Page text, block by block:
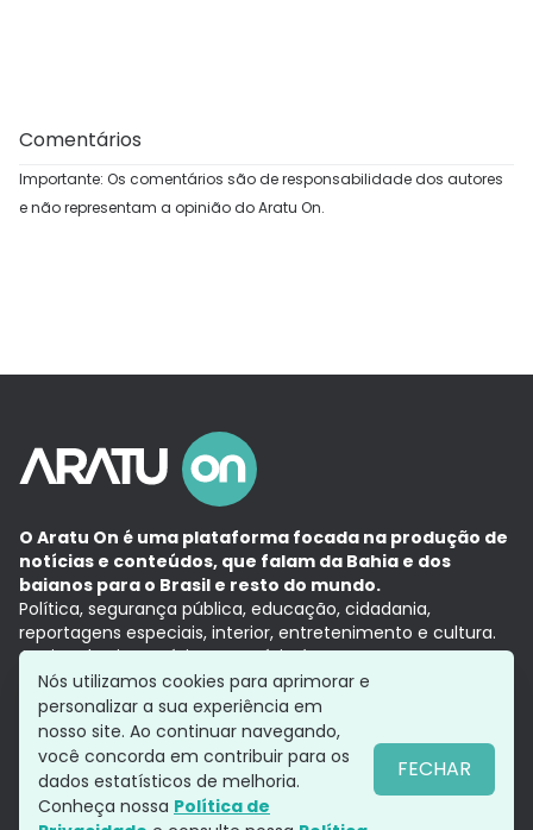
Comentários
Importante: Os comentários são de responsabilidade dos autores
e não representam a opinião do Aratu On.
O Aratu On é uma plataforma focada na produção de
notícias e conteúdos, que falam da Bahia e dos
baianos para o Brasil e resto do mundo.
Política, segurança pública, educação, cidadania,
reportagens especiais, interior, entretenimento e cultura.
Aqui, tudo vira notícia e a notícia é no tempo presente,
com a credibilidade do Grupo Aratu.
Grupo Aratu
Política de privacidade
Siga-nos
Nós utilizamos cookies para aprimorar e
personalizar a sua experiência em
nosso site. Ao continuar navegando,
você concorda em contribuir para os
dados estatísticos de melhoria.
Conheça nossa Política de
FECHAR